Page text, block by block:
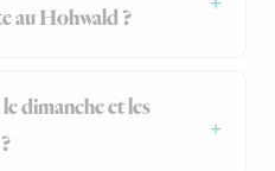
au Hohwald ?
dimanche et les